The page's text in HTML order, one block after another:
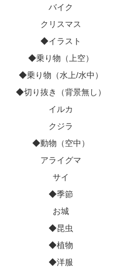
バイク
クリスマス
◆イラスト
◆乗り物（上空）
◆乗り物（水上/水中）
◆切り抜き（背景無し）
イルカ
クジラ
◆動物（空中）
アライグマ
サイ
◆季節
お城
◆昆虫
◆植物
◆洋服